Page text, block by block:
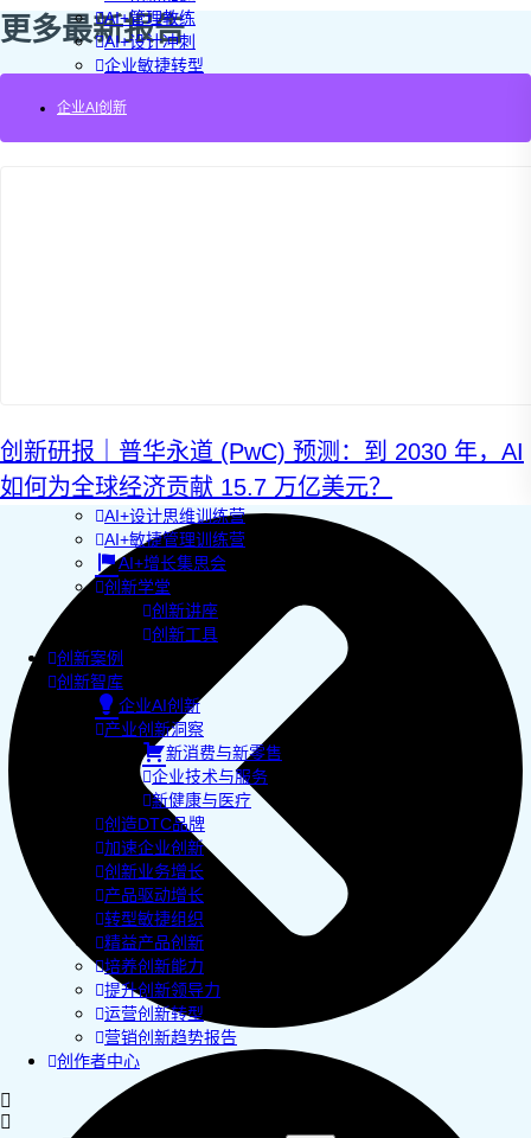
AI+管理教练
AI+设计冲刺
企业敏捷转型
AI+品牌增长工作坊
AI+销售增长工作坊
AI+增长黑客训练营
AI+设计思维训练营
AI+敏捷管理训练营
AI+增长集思会
创新学堂
创新讲座
创新工具
创新案例
创新智库
企业AI创新
产业创新洞察
新消费与新零售
企业技术与服务
新健康与医疗
创造DTC品牌
加速企业创新
创新业务增长
产品驱动增长
转型敏捷组织
精益产品创新
培养创新能力
提升创新领导力
运营创新转型
营销创新趋势报告
创作者中心
更多最新报告
企业AI创新
创新研报｜普华永道 (PwC) 预测：到 2030 年，AI
如何为全球经济贡献 15.7 万亿美元？